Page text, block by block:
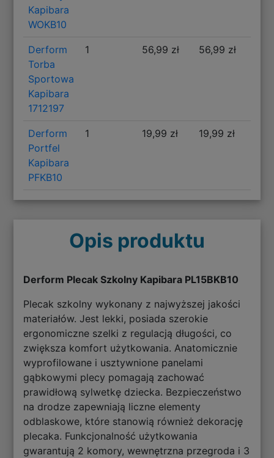
Kapibara
WOKB10
Derform
Torba
Sportowa
Kapibara
1712197
1 56,99 zł 56,99 zł
Derform
Portfel
Kapibara
PFKB10
1 19,99 zł 19,99 zł
Opis produktu
Derform Plecak Szkolny Kapibara PL15BKB10
Plecak szkolny wykonany z najwyższej jakości
materiałów. Jest lekki, posiada szerokie
ergonomiczne szelki z regulacją długości, co
zwiększa komfort użytkowania. Anatomicznie
wyprofilowane i usztywnione panelami
gąbkowymi plecy pomagają zachować
prawidłową sylwetkę dziecka. Bezpieczeństwo
na drodze zapewniają liczne elementy
odblaskowe, które stanowią również dekorację
plecaka. Funkcjonalność użytkowania
gwarantują 2 komory, wewnętrzna przegroda i 3